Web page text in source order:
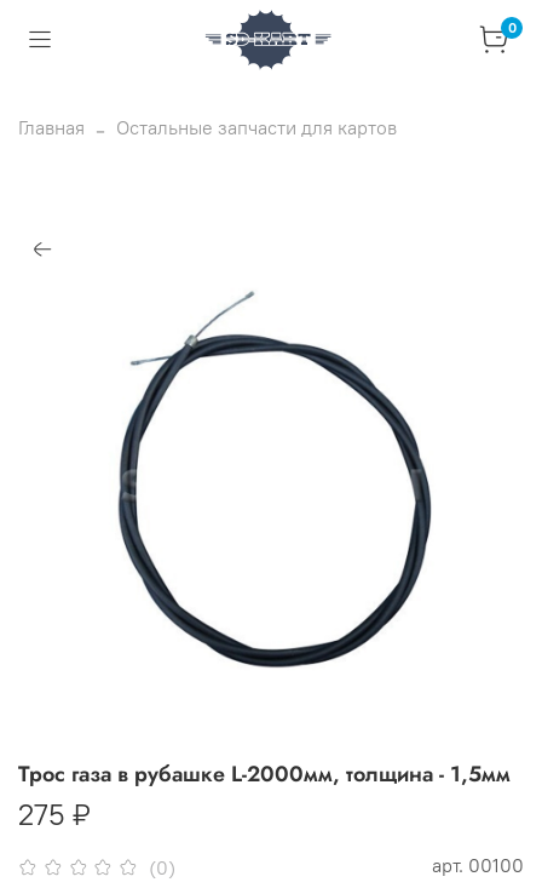
0
Главная Остальные запчасти для картов
(0) арт. 00100
Трос газа в рубашке L-2000мм, толщина - 1,5мм
275 ₽